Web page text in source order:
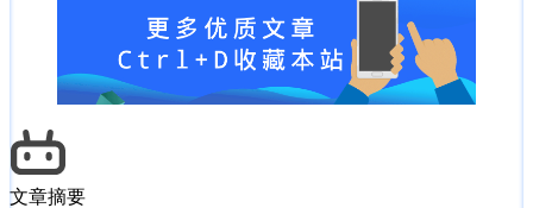
文章摘要